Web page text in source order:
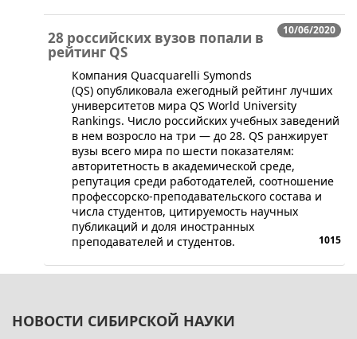
10/06/2020
28 российских вузов попали в
рейтинг QS
​Компания Quacquarelli Symonds
(QS) опубликовала ежегодный рейтинг лучших
университетов мира QS World University
Rankings. Число российских учебных заведений
в нем возросло на три — до 28. QS ранжирует
вузы всего мира по шести показателям:
авторитетность в академической среде,
репутация среди работодателей, соотношение
профессорско-преподавательского состава и
числа студентов, цитируемость научных
публикаций и доля иностранных
преподавателей и студентов.
1015
НОВОСТИ СИБИРСКОЙ НАУКИ